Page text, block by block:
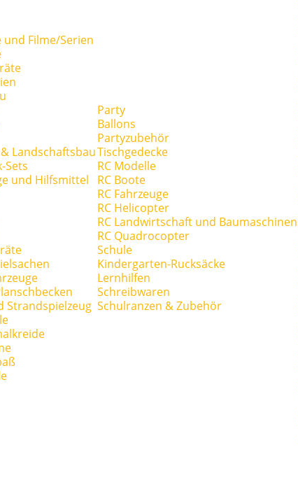
und Filme/Serien
Landschaftsbau
Sets
und Hilfsmittel
Strandspielzeug
Party
Ballons
Partyzubehör
Tischgedecke
RC Modelle
RC Boote
RC Fahrzeuge
RC Helicopter
RC Landwirtschaft und Baumaschinen
RC Quadrocopter
Schule
Kindergarten-Rucksäcke
Lernhilfen
Schreibwaren
Schulranzen & Zubehör